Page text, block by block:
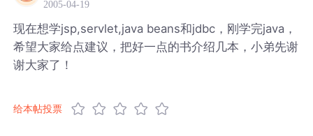
2005-04-19
现在想学jsp,servlet,java beans和jdbc，刚学完java，
希望大家给点建议，把好一点的书介绍几本，小弟先谢
谢大家了！
给本帖投票